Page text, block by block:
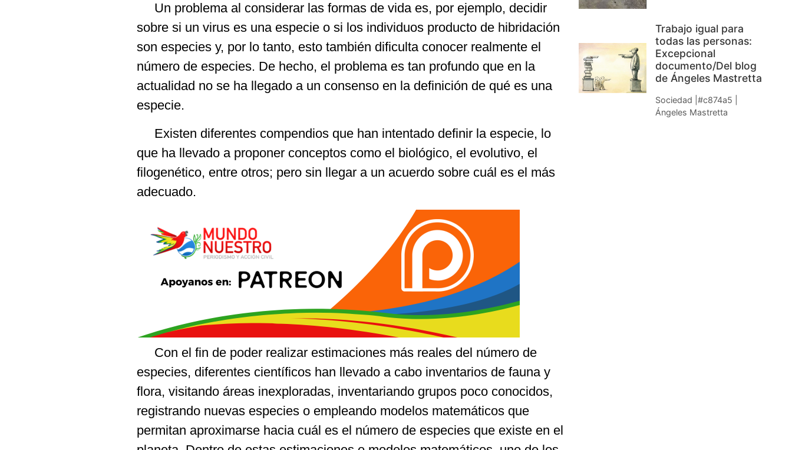
Un problema al considerar las formas de vida es, por ejemplo, decidir
sobre si un virus es una especie o si los individuos producto de hibridación
son especies y, por lo tanto, esto también dificulta conocer realmente el
número de especies. De hecho, el problema es tan profundo que en la
actualidad no se ha llegado a un consenso en la definición de qué es una
especie.
Existen diferentes compendios que han intentado definir la especie, lo
que ha llevado a proponer conceptos como el biológico, el evolutivo, el
filogenético, entre otros; pero sin llegar a un acuerdo sobre cuál es el más
adecuado.
Con el fin de poder realizar estimaciones más reales del número de
especies, diferentes científicos han llevado a cabo inventarios de fauna y
flora, visitando áreas inexploradas, inventariando grupos poco conocidos,
registrando nuevas especies o empleando modelos matemáticos que
permitan aproximarse hacia cuál es el número de especies que existe en el
Trabajo igual para
todas las personas:
Excepcional
documento/Del blog
de Ángeles Mastretta
Sociedad |#c874a5 |
Ángeles Mastretta